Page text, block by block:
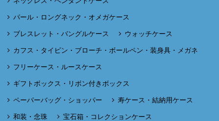
パール・ロングネック・オメガケース
ブレスレット・バングルケース ウォッチケース
カフス・タイピン・ブローチ・ボールペン・装身具・メガネ
フリーケース・ルースケース
ギフトボックス・リボン付きボックス
ペーパーバッグ・ショッパー 寿ケース・結納用ケース
和装・念珠 宝石箱・コレクションケース